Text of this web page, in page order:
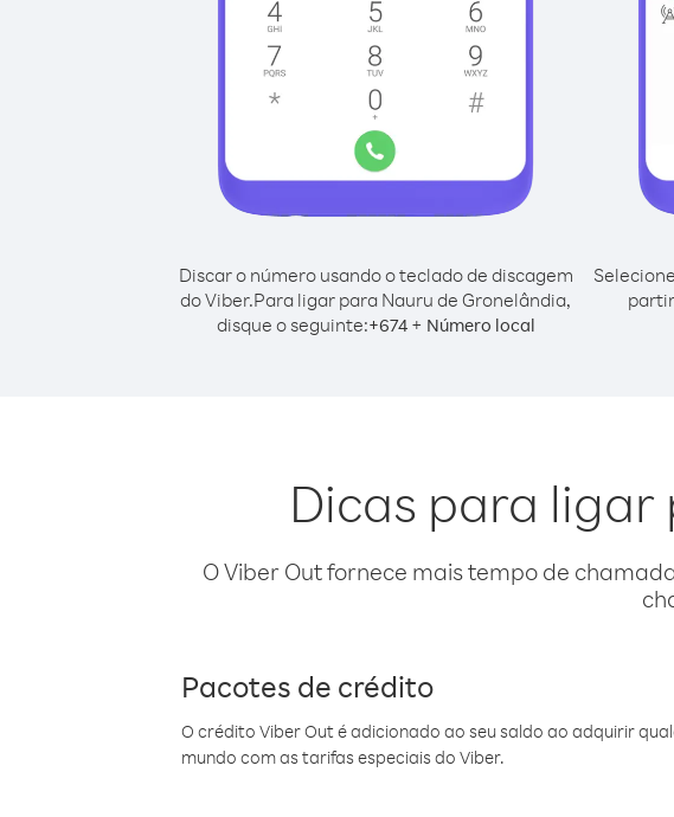
Discar o número usando o teclado de discagem
do Viber.Para ligar para Nauru de Gronelândia,
disque o seguinte:+674+ Número local
Dicas para
O Viber Out fornece mais tempo de
Pacotes de crédito
O crédito Viber Out é adicionado ao seu saldo ao adquirir
mundo com as tarifas especiais do Viber.